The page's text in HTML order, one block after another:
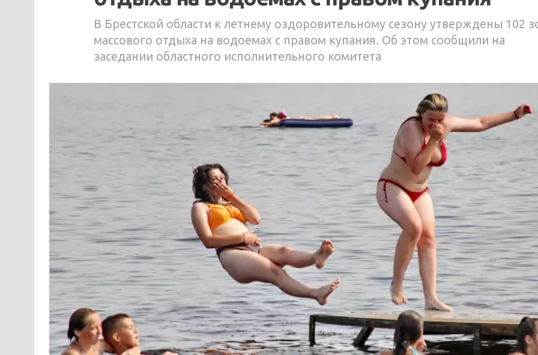
В Брестской области к летнему оздоровительному сезону утверждены 102
массового отдыха на водоемах с правом купания. Об этом сообщили на
заседании областного исполнительного комитета